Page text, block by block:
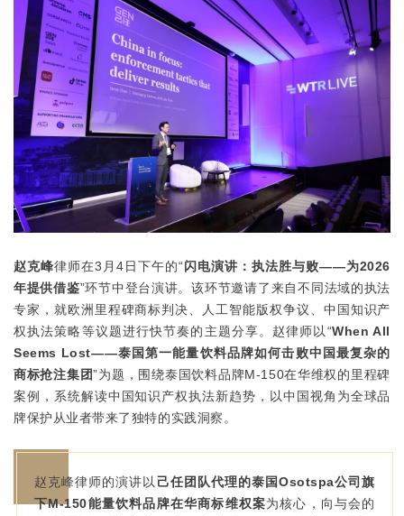
赵克峰律师在3月4日下午的“闪电演讲：执法胜与败——为2026
年提供借鉴”环节中登台演讲。该环节邀请了来自不同法域的执法
专家，就欧洲里程碑商标判决、人工智能版权争议、中国知识产
权执法策略等议题进行快节奏的主题分享。赵律师以“When All
Seems Lost——泰国第一能量饮料品牌如何击败中国最复杂的
商标抢注集团”为题，围绕泰国饮料品牌M-150在华维权的里程碑
案例，系统解读中国知识产权执法新趋势，以中国视角为全球品
牌保护从业者带来了独特的实践洞察。
赵克峰律师的演讲以 己任团队代理的泰国Osotspa公司旗
下M-150能量饮料品牌在华商标维权案为核心，向与会的